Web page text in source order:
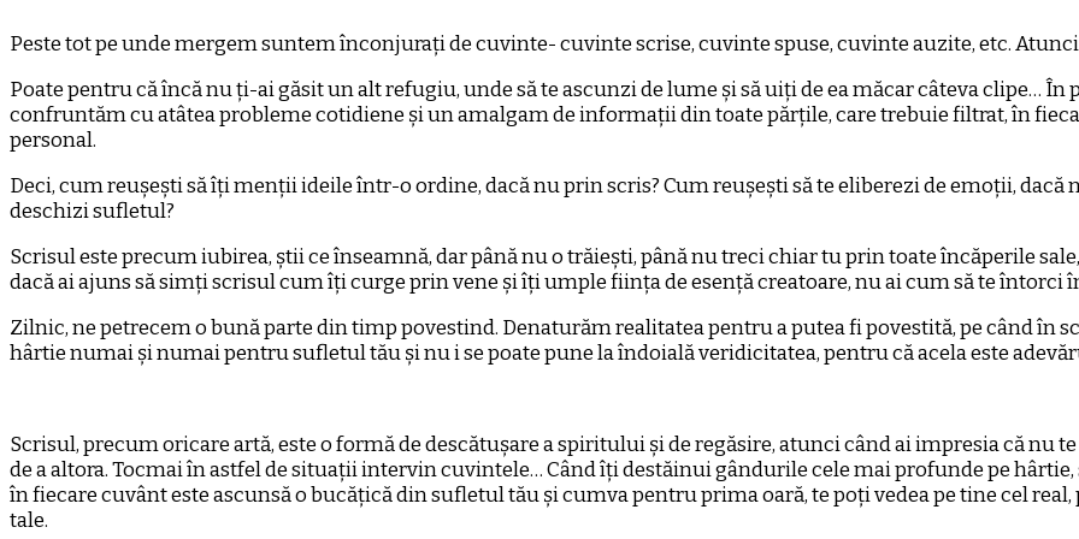
Peste tot pe unde mergem suntem înconjurați de cuvinte- cuvinte scrise, cuvinte spuse, cuvinte auzite, etc.
Poate pentru că încă nu ți-ai găsit un alt refugiu, unde să te ascunzi de lume și să uiți de ea măcar câteva clipe…
confruntăm cu atâtea probleme cotidiene și un amalgam de informații din toate părțile, care trebuie filtrat, în
personal.
Deci, cum reușești să îți menții ideile într-o ordine, dacă nu prin scris? Cum reușești să te eliberezi de emoții,
deschizi sufletul?
Scrisul este precum iubirea, știi ce înseamnă, dar până nu o trăiești, până nu treci chiar tu prin toate încăperile
dacă ai ajuns să simți scrisul cum îți curge prin vene și îți umple ființa de esență creatoare, nu ai cum să te
Zilnic, ne petrecem o bună parte din timp povestind. Denaturăm realitatea pentru a putea fi povestită, pe când în
hârtie numai și numai pentru sufletul tău și nu i se poate pune la îndoială veridicitatea, pentru că acela este
Scrisul, precum oricare artă, este o formă de descătușare a spiritului și de regăsire, atunci când ai impresia că nu
de a altora. Tocmai în astfel de situații intervin cuvintele… Când îți destăinui gândurile cele mai profunde pe
în fiecare cuvânt este ascunsă o bucățică din sufletul tău și cumva pentru prima oară, te poți vedea pe tine cel
tale.